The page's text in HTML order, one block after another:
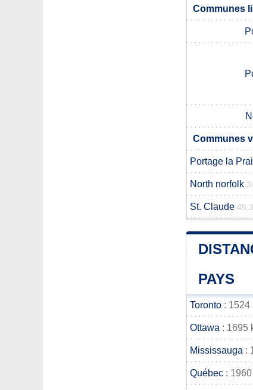
Communes
Communes
Portage la
North norfolk
St. Claude
PAYS
Toronto : 1524
Ottawa : 1695
Mississauga :
Québec :